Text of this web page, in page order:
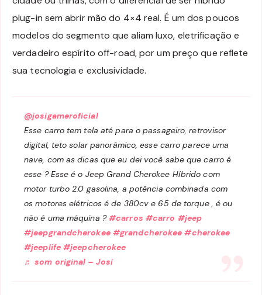
plug-in sem abrir mão do 4×4 real. É um dos poucos
modelos do segmento que aliam luxo, eletrificação e
verdadeiro espírito off-road, por um preço que reflete
sua tecnologia e exclusividade.
@josigameroficial
Esse carro tem tela até para o passageiro, retrovisor
digital, teto solar panorâmico, esse carro parece uma
nave, com as dicas que eu dei você sabe que carro é
esse ? Esse é o Jeep Grand Cherokee Híbrido com
motor turbo 2.0 gasolina, a potência combinada com
os motores elétricos é de 380cv e 65 de torque , é ou
não é uma máquina ?#carros #carro #jeep
#jeepgrandcherokee #grandcherokee #cherokee
#jeeplife #jeepcherokee
♬ som original – Josi